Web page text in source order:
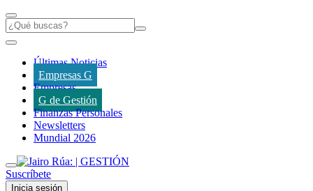
Últimas Noticias
Empresas G
Empresas
G de Gestión
Finanzas Personales
Newsletters
Mundial 2026
Suscríbete
Inicia sesión